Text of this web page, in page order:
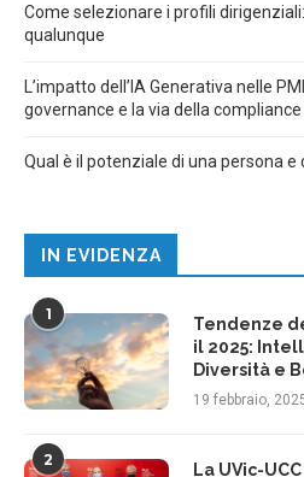
Come selezionare i profili
qualunque
L’impatto dell’IA Generativa nelle
governance e la via della compliance
Qual è il potenziale di una persona e
IN EVIDENZA
1
Tendenze
il 2025:
Diversità e
19 febbraio,
2
La UVic-